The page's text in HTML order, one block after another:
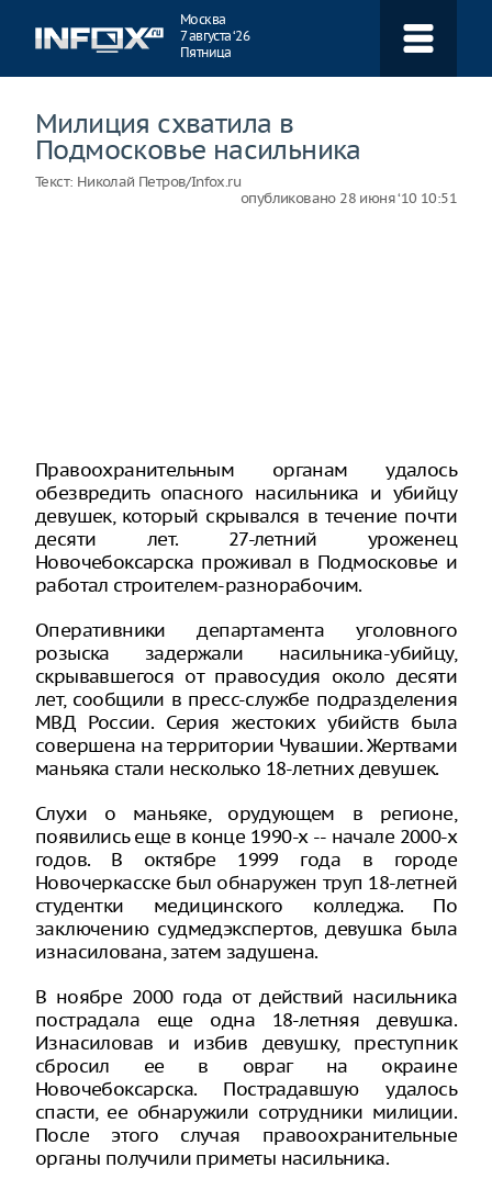
Москва
7 августа ‘26
Пятница
Милиция схватила в
Подмосковье насильника
Текст: Николай Петров/Infox.ru
опубликовано 28 июня ‘10 10:51
Правоохранительным органам удалось
обезвредить опасного насильника и убийцу
девушек, который скрывался в течение почти
десяти лет. 27-летний уроженец
Новочебоксарска проживал в Подмосковье и
работал строителем-разнорабочим.
Оперативники департамента уголовного
розыска задержали насильника-убийцу,
скрывавшегося от правосудия около десяти
лет, сообщили в пресс-службе подразделения
МВД России. Серия жестоких убийств была
совершена на территории Чувашии. Жертвами
маньяка стали несколько 18-летних девушек.
Слухи о маньяке, орудующем в регионе,
появились еще в конце 1990-х -- начале 2000-х
годов. В октябре 1999 года в городе
Новочеркасске был обнаружен труп 18-летней
студентки медицинского колледжа. По
заключению судмедэкспертов, девушка была
изнасилована, затем задушена.
В ноябре 2000 года от действий насильника
пострадала еще одна 18-летняя девушка.
Изнасиловав и избив девушку, преступник
сбросил ее в овраг на окраине
Новочебоксарска. Пострадавшую удалось
спасти, ее обнаружили сотрудники милиции.
После этого случая правоохранительные
органы получили приметы насильника.